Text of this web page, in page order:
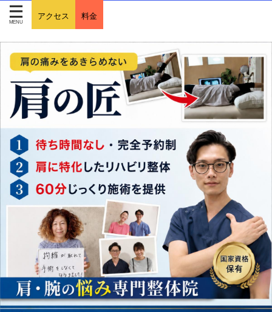
アクセス 料金